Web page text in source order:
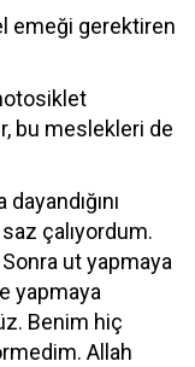
emeği gerektiren
bu meslekleri de
çalıyordum.
ut yapmaya
yapmaya
Benim hiç
Allah